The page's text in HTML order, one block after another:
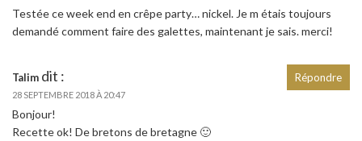
Testée ce week end en crêpe party… nickel. Je m étais toujours
demandé comment faire des galettes, maintenant je sais. merci!
Talim dit :
28 SEPTEMBRE 2018 À 20:47
Bonjour!
Recette ok! De bretons de bretagne 🙂
Répondre